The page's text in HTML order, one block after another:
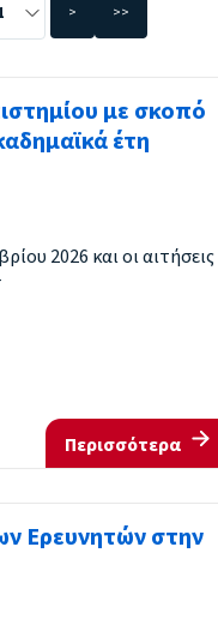
> >>
με σκοπό
έτη
2026 και οι αιτήσεις
Περισσότερα
Ερευνητών στην